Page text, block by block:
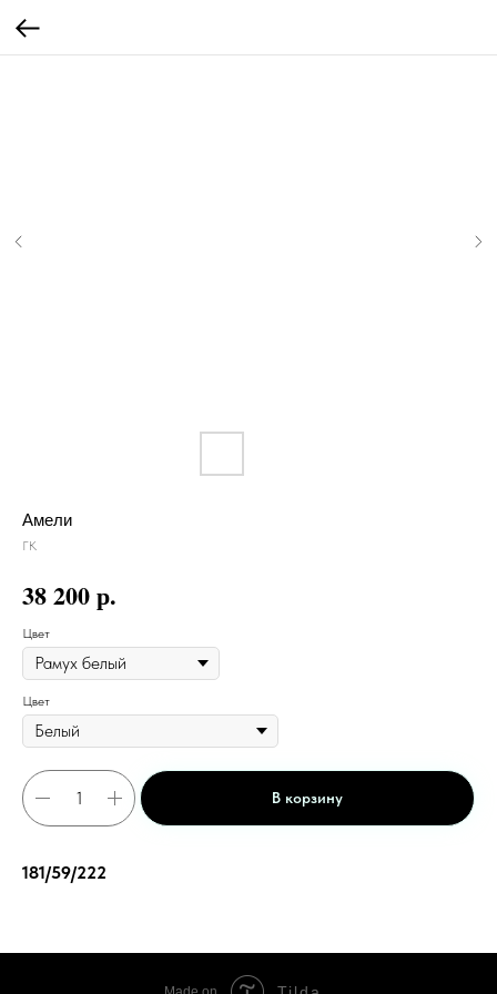
Амели
ГК
38 200р.
Цвет
Цвет
В корзину
181/59/222